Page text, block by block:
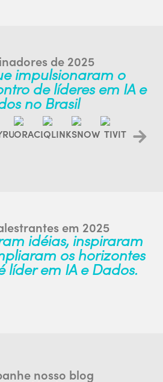
de 2025
impulsionaram o
de líderes em IA e
no Brasil
em 2025
idéias, inspiraram
os horizontes
líder em IA e Dados.
nosso blog